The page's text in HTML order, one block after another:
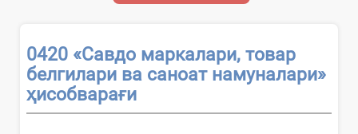
0420 «Савдо маркалари, товар
белгилари ва саноат намуналари»
ҳисобварағи